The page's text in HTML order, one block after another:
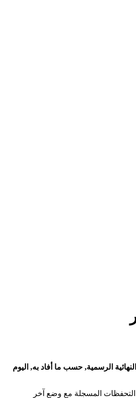
الرسمية, حسب ما أفاد به, اليوم
التحفظات المسجلة مع وضع آخر